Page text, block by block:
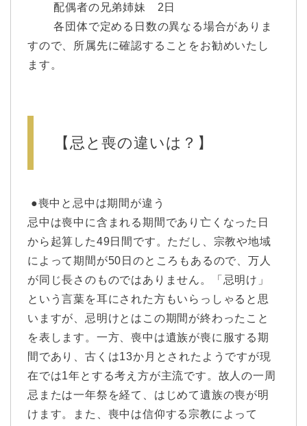
配偶者の兄弟姉妹 2日
各団体で定める日数の異なる場合がありま
すので、所属先に確認することをお勧めいたし
ます。
【忌と喪の違いは？】
●喪中と忌中は期間が違う
忌中は喪中に含まれる期間であり亡くなった日
から起算した49日間です。ただし、宗教や地域
によって期間が50日のところもあるので、万人
が同じ長さのものではありません。「忌明け」
という言葉を耳にされた方もいらっしゃると思
いますが、忌明けとはこの期間が終わったこと
を表します。一方、喪中は遺族が喪に服する期
間であり、古くは13か月とされたようですが現
在では1年とする考え方が主流です。故人の一周
忌または一年祭を経て、はじめて遺族の喪が明
けます。また、喪中は信仰する宗教によって